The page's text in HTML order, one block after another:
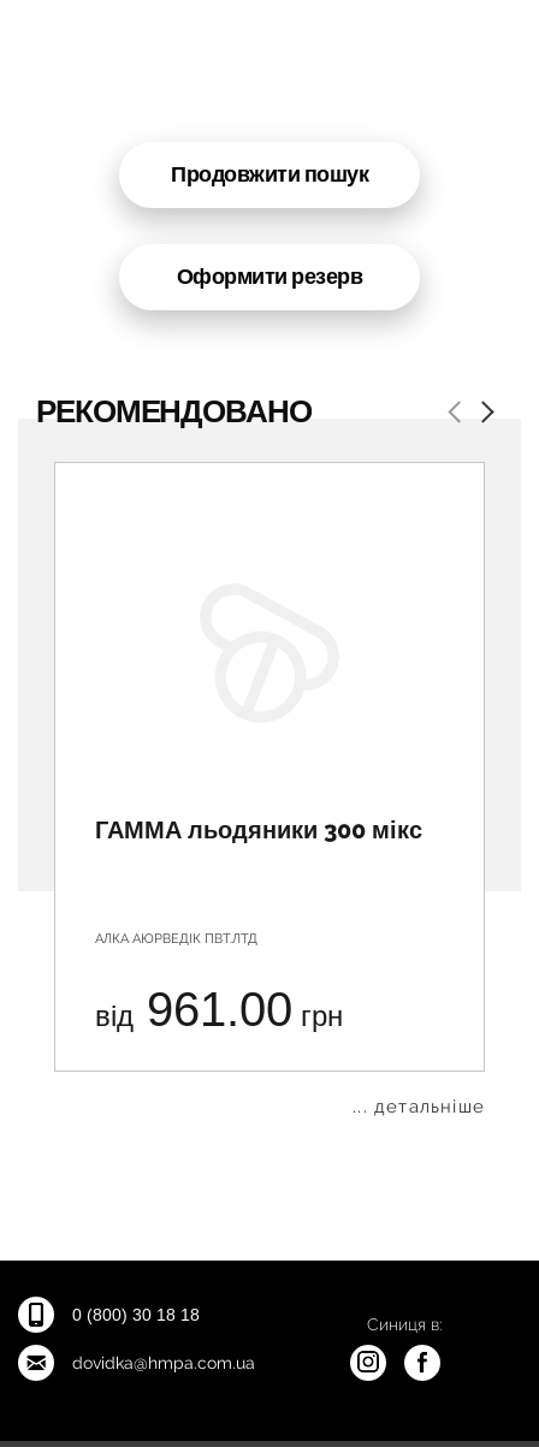
Продовжити пошук
Оформити резерв
РЕКОМЕНДОВАНО Previous
ГАММА льодяники 300 мікс
АЛКА АЮРВЕДІК ПВТ.ЛТД
від 961.00 грн
... детальніше
Next
0 (800) 30 18 18
dovidka@hmpa.com.ua
Синиця в: